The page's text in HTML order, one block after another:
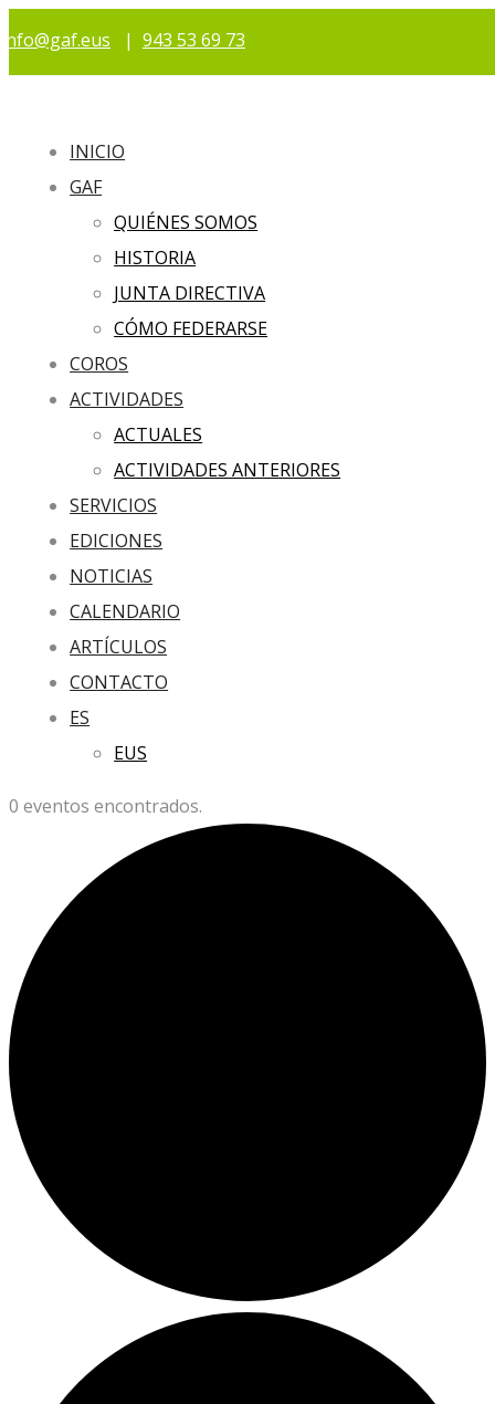
info@gaf.eus | 943 53 69 73
INICIO
GAF
QUIÉNES SOMOS
HISTORIA
JUNTA DIRECTIVA
CÓMO FEDERARSE
COROS
ACTIVIDADES
ACTUALES
ACTIVIDADES ANTERIORES
SERVICIOS
EDICIONES
NOTICIAS
CALENDARIO
ARTÍCULOS
CONTACTO
ES
EUS
0 eventos encontrados.